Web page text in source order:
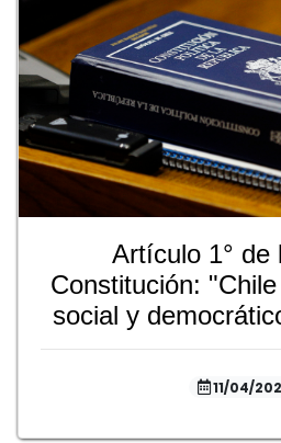
Artículo 1° de
Constitución:
social y
11/04/